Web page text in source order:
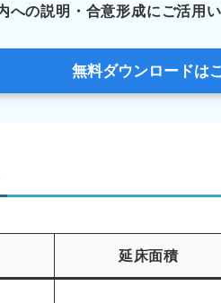
への説明・合意形成にご活用
無料ダウンロードは
延床面積